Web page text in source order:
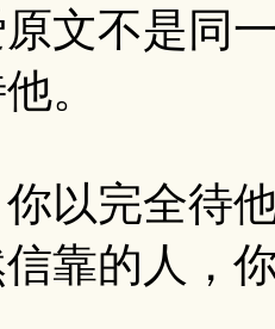
文不是同
。
以完全待
靠的人，